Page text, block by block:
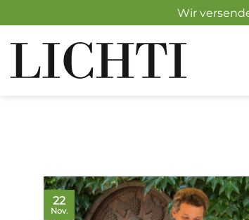
Inhalt
springen
Wir
22
Nov.